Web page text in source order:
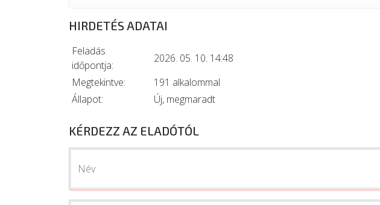
HIRDETÉS ADATAI
Feladás
időpontja:
2026. 05. 10. 14:48
Megtekintve:
191 alkalommal
Állapot:
Új, megmaradt
KÉRDEZZ AZ ELADÓTÓL
Név